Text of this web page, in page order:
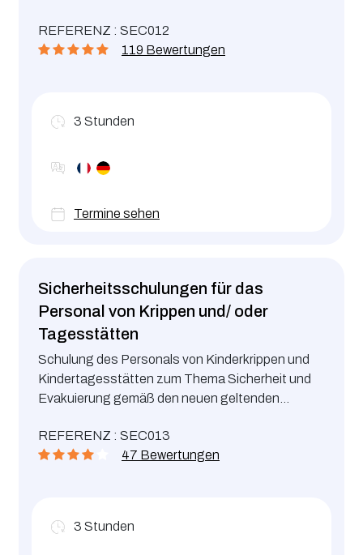
Arbeitssicherheit, um den Vorstellungen des
Gewerbe- und Grubenaufsichtsamts (Inspection
REFERENZ : SEC012
119 Bewertungen
3 Stunden
Termine sehen
Sicherheitsschulungen für das
Personal von Krippen und/ oder
Tagesstätten
Schulung des Personals von Kinderkrippen und
Kindertagesstätten zum Thema Sicherheit und
Evakuierung gemäß den neuen geltenden
REFERENZ : SEC013
47 Bewertungen
3 Stunden